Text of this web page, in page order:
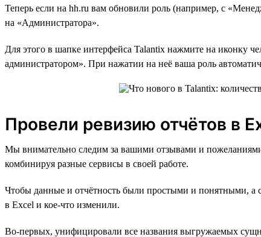
Теперь если на hh.ru вам обновили роль (например, с
на «Администратора».
Для этого в шапке интерфейса Talantix нажмите на иконку
администратором». При нажатии на неё ваша роль
Провели ревизию отчётов в
Мы внимательно следим за вашими отзывами и
комбинируя разные сервисы в своей работе.
Чтобы данные и отчётность были простыми и понятными, а
в Excel и кое-что изменили.
Во-первых, унифицировали все названия выгружаемых